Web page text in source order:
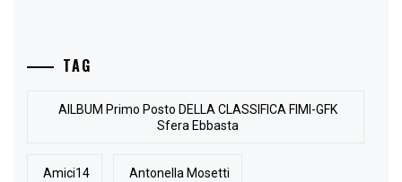
TAG
AlLBUM Primo Posto DELLA CLASSIFICA FIMI-GFK
Sfera Ebbasta
Amici14 Antonella Mosetti